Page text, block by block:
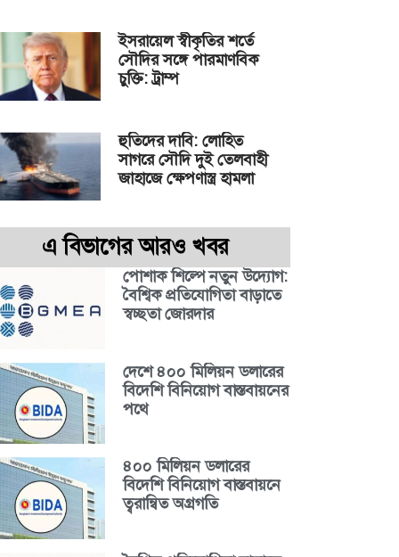
ইসরায়েল স্বীকৃতির শর্তে
সৌদির সঙ্গে পারমাণবিক
চুক্তি: ট্রাম্প
হুতিদের দাবি: লোহিত
সাগরে সৌদি দুই তেলবাহী
জাহাজে ক্ষেপণাস্ত্র হামলা
এ বিভাগের আরও খবর
পোশাক শিল্পে নতুন উদ্যোগ:
বৈশ্বিক প্রতিযোগিতা বাড়াতে
স্বচ্ছতা জোরদার
দেশে ৪০০ মিলিয়ন ডলারের
বিদেশি বিনিয়োগ বাস্তবায়নের
পথে
৪০০ মিলিয়ন ডলারের
বিদেশি বিনিয়োগ বাস্তবায়নে
ত্বরান্বিত অগ্রগতি